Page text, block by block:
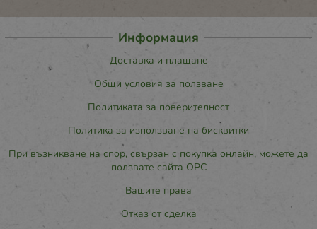
Информация
Доставка и плащане
Общи условия за ползване
Политиката за поверителност
Политика за използване на бисквитки
При възникване на спор, свързан с покупка онлайн, можете да
ползвате сайта ОРС
Вашите права
Отказ от сделка